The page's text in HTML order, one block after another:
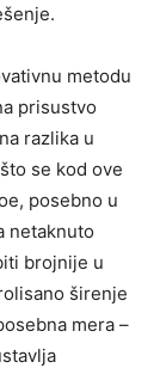
metodu
prisustvo
razlika u
se kod ove
posebno u
netaknuto
brojnije u
širenje
mera –